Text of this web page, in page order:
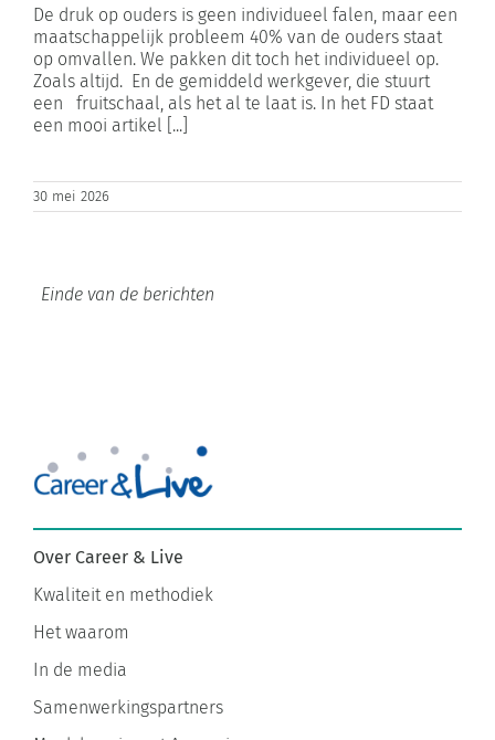
De druk op ouders is geen individueel falen, maar een
maatschappelijk probleem 40% van de ouders staat
op omvallen. We pakken dit toch het individueel op.
Zoals altijd. En de gemiddeld werkgever, die stuurt
een fruitschaal, als het al te laat is. In het FD staat
een mooi artikel [...]
30 mei 2026
Over Career & Live
Maak kennis met Annemie